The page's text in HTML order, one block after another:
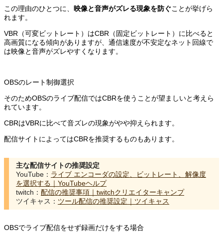
この理由のひとつに、 映像と音声がズレる現象を防ぐことが挙げら
れます。
VBR（可変ビットレート）はCBR（固定ビットレート）に比べると
高画質になる傾向がありますが、通信速度が不安定なネット回線で
は映像と音声がズレやすくなります。
OBSのレート制御選択
そのためOBSのライブ配信ではCBRを使うことが望ましいと考えら
れています。
CBRはVBRに比べて音ズレの現象がやや抑えられます。
配信サイトによってはCBRを推奨するものもあります。
主な配信サイトの推奨設定
YouTube： ライブ エンコーダの設定、ビットレート、解像度
を選択する｜YouTubeヘルプ
twitch： 配信の推奨事項｜twitchクリエイターキャンプ
ツイキャス： ツール配信の推奨設定｜ツイキャス
OBSでライブ配信をせず録画だけをする場合